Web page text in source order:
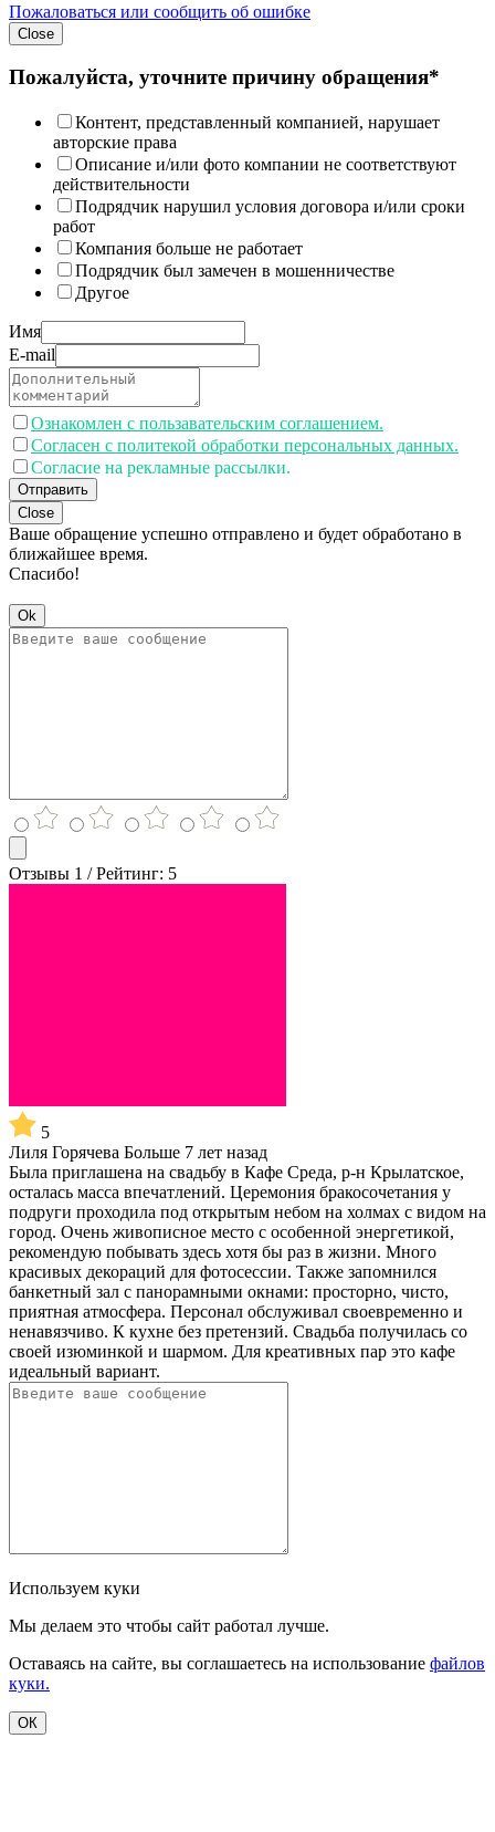
Пожаловаться или сообщить об ошибке
Close
Пожалуйста, уточните причину обращения*
Контент, представленный компанией, нарушает
авторские права
Описание и/или фото компании не соответствуют
действительности
Подрядчик нарушил условия договора и/или сроки
работ
Компания больше не работает
Подрядчик был замечен в мошенничестве
Другое
Имя
E-mail
Ознакомлен с пользавательским соглашением.
Согласен с политекой обработки персональных данных.
Согласие на рекламные рассылки.
Отправить
Close
Ваше обращение успешно отправлено и будет обработано в
ближайшее время.
Спасибо!
Ok
Отзывы 1 / Рейтинг: 5
5
Лиля Горячева Больше 7 лет назад
Была приглашена на свадьбу в Кафе Среда, р-н Крылатское,
осталась масса впечатлений. Церемония бракосочетания у
подруги проходила под открытым небом на холмах с видом на
город. Очень живописное место с особенной энергетикой,
рекомендую побывать здесь хотя бы раз в жизни. Много
красивых декораций для фотосессии. Также запомнился
банкетный зал с панорамными окнами: просторно, чисто,
приятная атмосфера. Персонал обслуживал своевременно и
ненавязчиво. К кухне без претензий. Свадьба получилась со
своей изюминкой и шармом. Для креативных пар это кафе
идеальный вариант.
Используем куки
Мы делаем это чтобы сайт работал лучше.
Оставаясь на сайте, вы соглашаетесь на использование файлов
куки.
ОК